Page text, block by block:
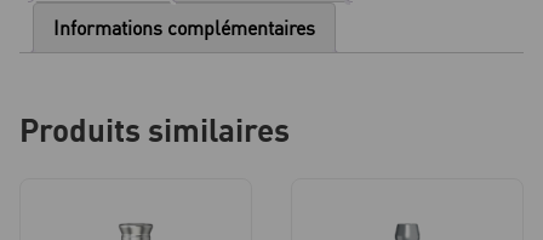
M1.6
-
Informations complémentaires
Produits similaires